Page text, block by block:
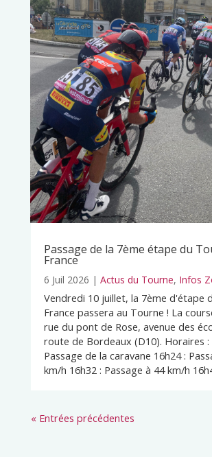
Passage de la 7ème étape du
France
6 Juil 2026 | Actus du Tourne, Infos
Vendredi 10 juillet, la 7ème d'étape
France passera au Tourne ! La
rue du pont de Rose, avenue des
route de Bordeaux (D10). Horaires :
Passage de la caravane 16h24 :
km/h 16h32 : Passage à 44 km/h
« Entrées précédentes